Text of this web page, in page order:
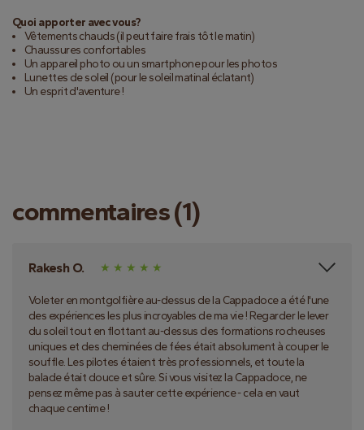
Quoi apporter avec vous?
Vêtements chauds (il peut faire frais tôt le matin)
Chaussures confortables
Un appareil photo ou un smartphone pour les photos
Lunettes de soleil (pour le soleil matinal éclatant)
Un esprit d'aventure !
commentaires (1)
Rakesh O.
Voleter en montgolfière au-dessus de la Cappadoce a été l'une
des expériences les plus incroyables de ma vie ! Regarder le lever
du soleil tout en flottant au-dessus des formations rocheuses
uniques et des cheminées de fées était absolument à couper le
souffle. Les pilotes étaient très professionnels, et toute la
balade était douce et sûre. Si vous visitez la Cappadoce, ne
pensez même pas à sauter cette expérience - cela en vaut
chaque centime !